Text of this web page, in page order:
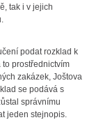
tak i v jejich
podat rozklad k
prostřednictvím
zakázek, Joštova
se podává s
správnímu
jeden stejnopis.